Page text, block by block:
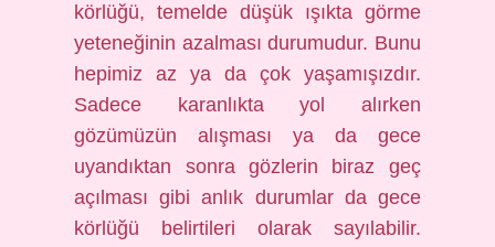
körlüğü, temelde düşük ışıkta görme
yeteneğinin azalması durumudur. Bunu
hepimiz az ya da çok yaşamışızdır.
Sadece karanlıkta yol alırken
gözümüzün alışması ya da gece
uyandıktan sonra gözlerin biraz geç
açılması gibi anlık durumlar da gece
körlüğü belirtileri olarak sayılabilir.